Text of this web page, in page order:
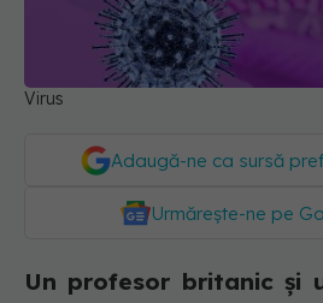
Virus
Adaugă-ne ca sursă
Urmărește-ne pe
Un profesor britanic și